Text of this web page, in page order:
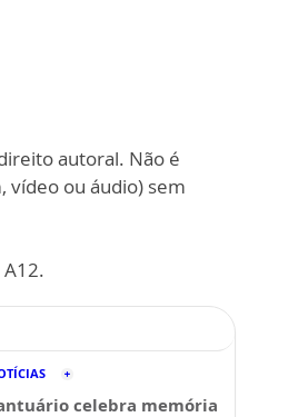
autoral. Não é
vídeo ou áudio) sem
celebra memória